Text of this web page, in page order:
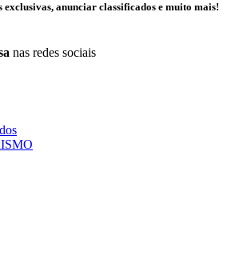
exclusivas, anunciar classificados e muito mais!
nas redes sociais